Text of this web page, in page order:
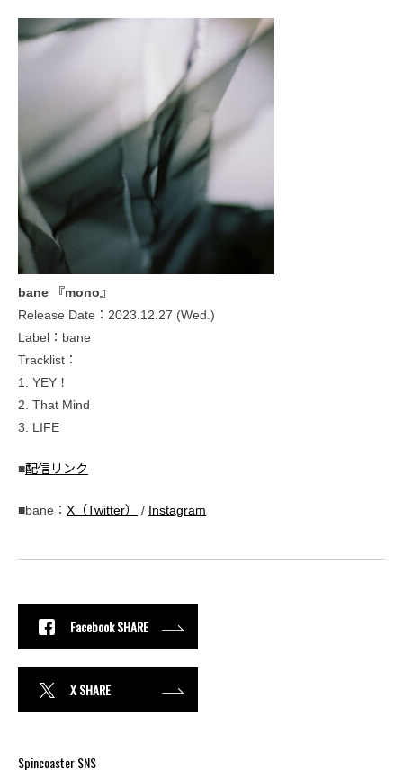
bane 『mono』
Release Date：2023.12.27 (Wed.)
Label：bane
Tracklist：
1. YEY！
2. That Mind
3. LIFE
■配信リンク
■bane： X（Twitter） / Instagram
Facebook SHARE
X SHARE
Spincoaster SNS